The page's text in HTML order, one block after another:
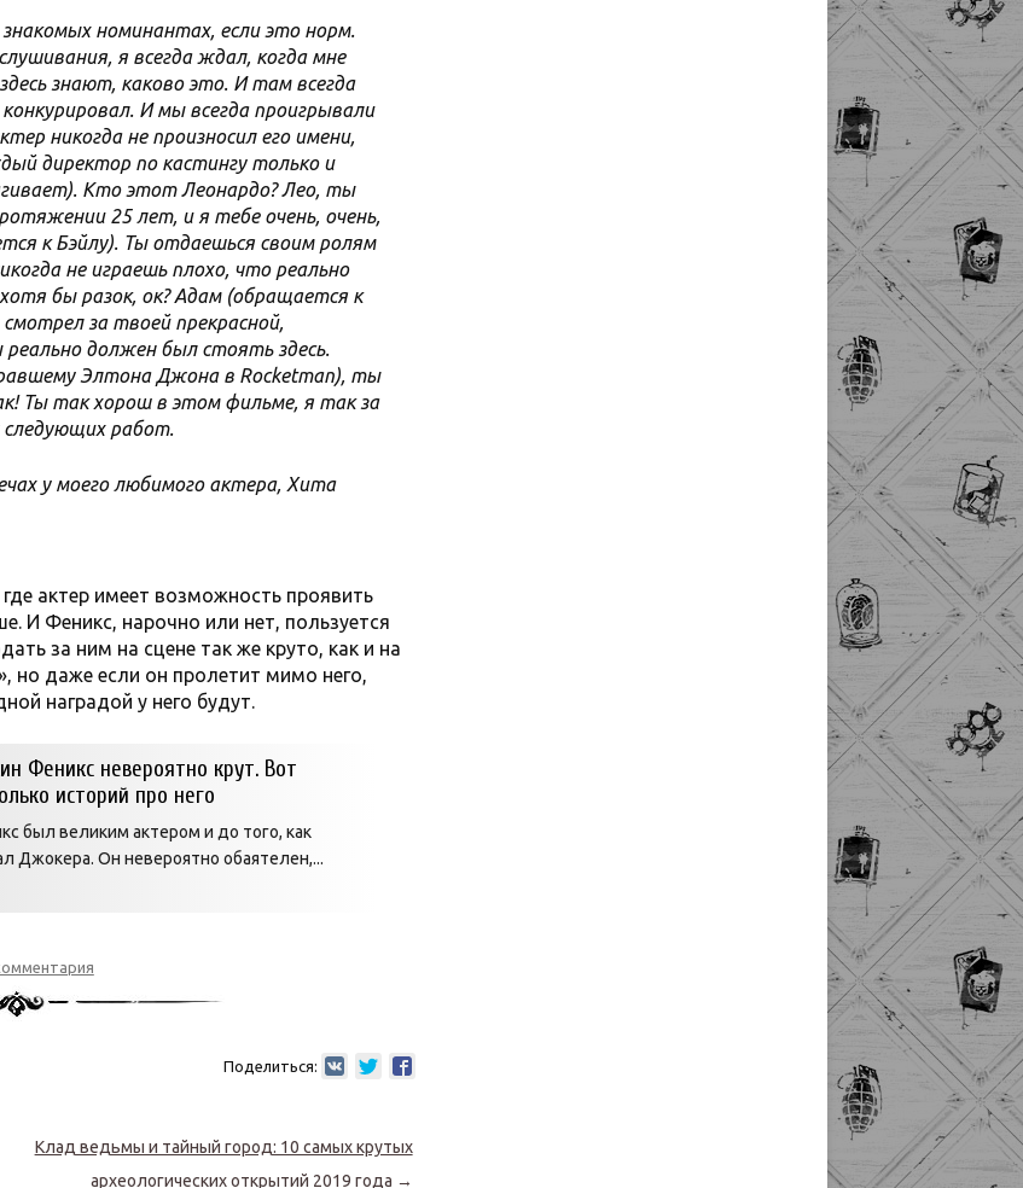
номинантах, если это норм.
я всегда ждал, когда мне
знают, каково это. И там всегда
И мы всегда проигрывали
никогда не произносил его имени,
директор по кастингу только и
Кто этот Леонардо? Лео, ты
25 лет, и я тебе очень, очень,
к Бэйлу). Ты отдаешься своим ролям
не играешь плохо, что реально
бы разок, ок? Адам (обращается к
за твоей прекрасной,
должен был стоять здесь.
Элтона Джона в Rocketman), ты
Ты так хорош в этом фильме, я так за
работ.
у моего любимого актера, Хита
актер имеет возможность проявить
И Феникс, нарочно или нет, пользуется
за ним на сцене так же круто, как и на
но даже если он пролетит мимо него,
наградой у него будут.
Феникс невероятно крут. Вот
историй про него
был великим актером и до того, как
Джокера. Он невероятно обаятелен,...
Поделиться:
Клад ведьмы и тайный город: 10 самых крутых
археологических открытий 2019 года →